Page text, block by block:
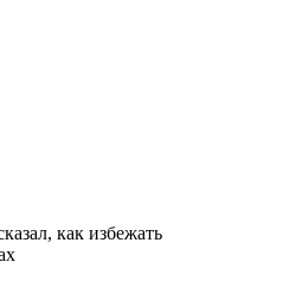
как избежать